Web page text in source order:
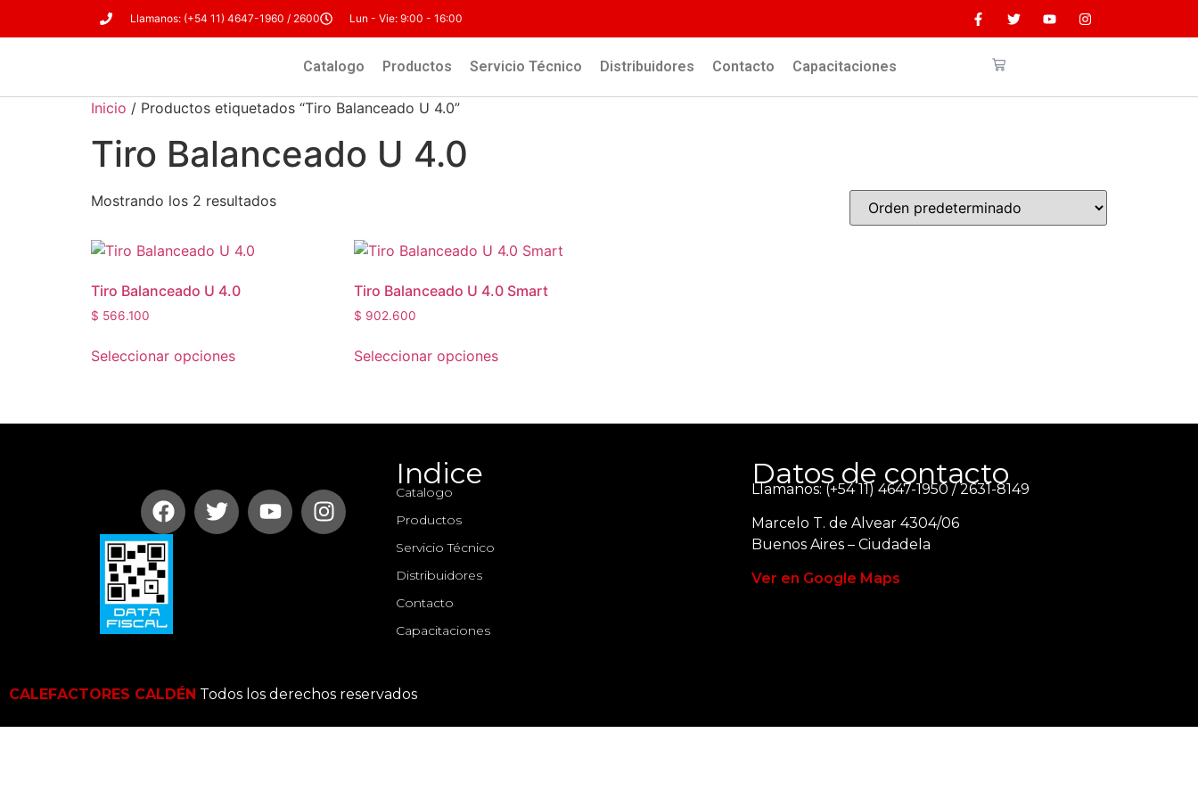
Llamanos: (+54 11) 4647-1960 / 2600 Lun - Vie: 9:00 - 16:00
Catalogo Productos Servicio Técnico Distribuidores Contacto Capacitaciones
Inicio / Productos etiquetados “Tiro Balanceado U 4.0”
Tiro Balanceado U 4.0
Mostrando los 2 resultados
Tiro Balanceado U 4.0
$ 566.100
Seleccionar opciones
Tiro Balanceado U 4.0 Smart
$ 902.600
Seleccionar opciones
Indice
Catalogo
Productos
Servicio Técnico
Distribuidores
Contacto
Capacitaciones
Datos de contacto
Llamanos: (+54 11) 4647-1950 / 2631-8149
Marcelo T. de Alvear 4304/06
Buenos Aires – Ciudadela
Ver en Google Maps
CALEFACTORES CALDÉN Todos los derechos reservados